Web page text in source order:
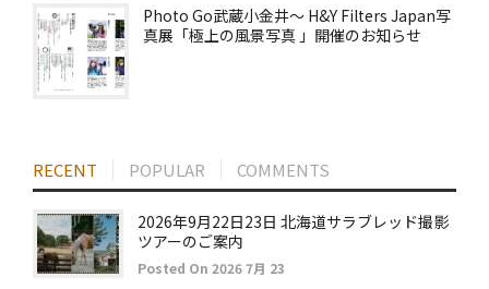
Photo Go武蔵小金井～ H&Y Filters Japan写
真展「極上の風景写真 」開催のお知らせ
RECENT POPULAR COMMENTS
2026年9月22日23日 北海道サラブレッド撮影
ツアーのご案内
Posted On 2026 7月 23